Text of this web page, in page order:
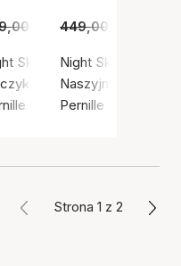
próby 925
zł
/ Srebro próby 925
zł 209,00 zł
Sky Earrings
Kolor srebrny / Srebro
Corydon
449,00 zł
Night Sky Necklace
Naszyjnik, Kolor
Pernille Corydon
Strona 1 z 2